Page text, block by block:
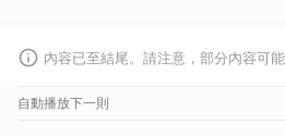
內容已至結尾。請注意，部分內容可能
自動播放下一則